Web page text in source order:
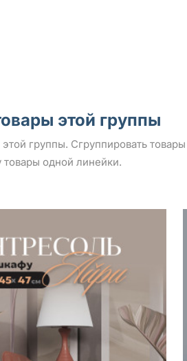
этой группы
этой группы. Сгруппировать
товары одной линейки.